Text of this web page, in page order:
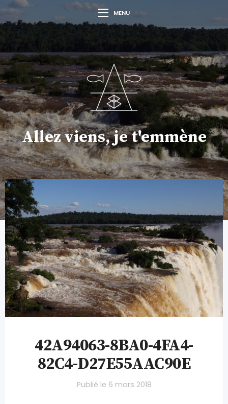
MENU
Allez viens, je t'emmène
42A94063-8BA0-4FA4-
82C4-D27E55AAC90E
Publié le 6 mars 2018